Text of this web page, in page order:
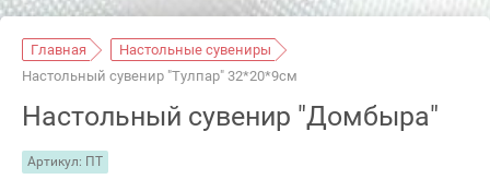
Главная
Настольные сувениры
Настольный сувенир "Тулпар" 32*20*9см
Настольный сувенир "Домбыра"
Артикул: ПТ